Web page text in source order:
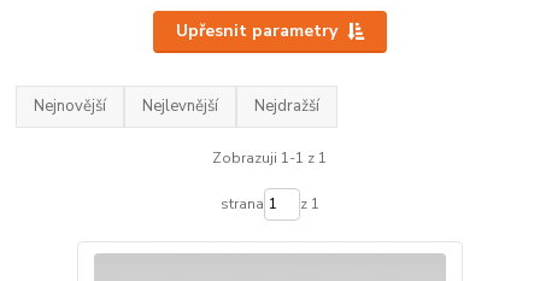
Upřesnit parametry
Nejnovější Nejlevnější Nejdražší
Zobrazuji 1-1 z 1
strana z 1